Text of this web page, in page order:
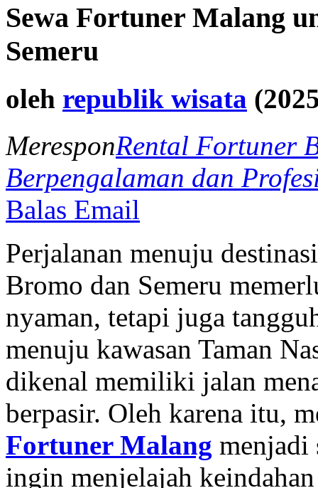
Sewa Fortuner Malang
Semeru
oleh republik wisata
MeresponRental Fortuner
Berpengalaman dan
Balas Email
Perjalanan menuju
Bromo dan Semeru
nyaman, tetapi juga
menuju kawasan Taman
dikenal memiliki jalan
berpasir. Oleh karena itu,
Fortuner Malang menjadi
ingin menjelajah